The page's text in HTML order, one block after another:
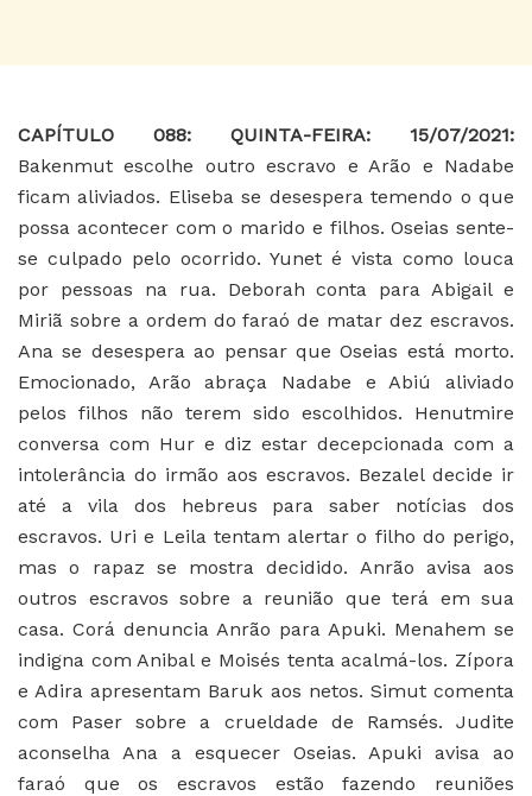
CAPÍTULO 088: QUINTA-FEIRA: 15/07/2021:
Bakenmut escolhe outro escravo e Arão e Nadabe
ficam aliviados. Eliseba se desespera temendo o que
possa acontecer com o marido e filhos. Oseias sente-
se culpado pelo ocorrido. Yunet é vista como louca
por pessoas na rua. Deborah conta para Abigail e
Miriã sobre a ordem do faraó de matar dez escravos.
Ana se desespera ao pensar que Oseias está morto.
Emocionado, Arão abraça Nadabe e Abiú aliviado
pelos filhos não terem sido escolhidos. Henutmire
conversa com Hur e diz estar decepcionada com a
intolerância do irmão aos escravos. Bezalel decide ir
até a vila dos hebreus para saber notícias dos
escravos. Uri e Leila tentam alertar o filho do perigo,
mas o rapaz se mostra decidido. Anrão avisa aos
outros escravos sobre a reunião que terá em sua
casa. Corá denuncia Anrão para Apuki. Menahem se
indigna com Anibal e Moisés tenta acalmá-los. Zípora
e Adira apresentam Baruk aos netos. Simut comenta
com Paser sobre a crueldade de Ramsés. Judite
aconselha Ana a esquecer Oseias. Apuki avisa ao
faraó que os escravos estão fazendo reuniões